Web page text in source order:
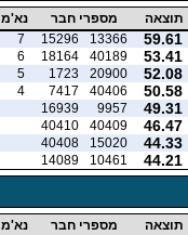
תוצאה מספרי חבר
נא'מ
59.61
13366
15296
7
53.41
40189
18164
6
52.08
20900
1723
5
50.58
40406
7417
4
49.31
9957
16939
46.47
40409
40410
44.33
15020
40408
44.21
10461
14089
תוצאה מספרי חבר
נא'מ